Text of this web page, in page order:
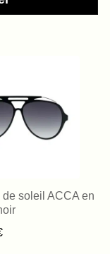
de soleil ACCA en